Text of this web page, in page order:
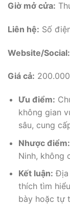
Giờ mở cửa:
Liên hệ: Số
Website/Social:
Giá cả:
Ưu điểm:
không gian
sâu, cung
Nhược điểm:
Ninh, không
Kết luận: Địa
thích tìm
bày hoặc tự